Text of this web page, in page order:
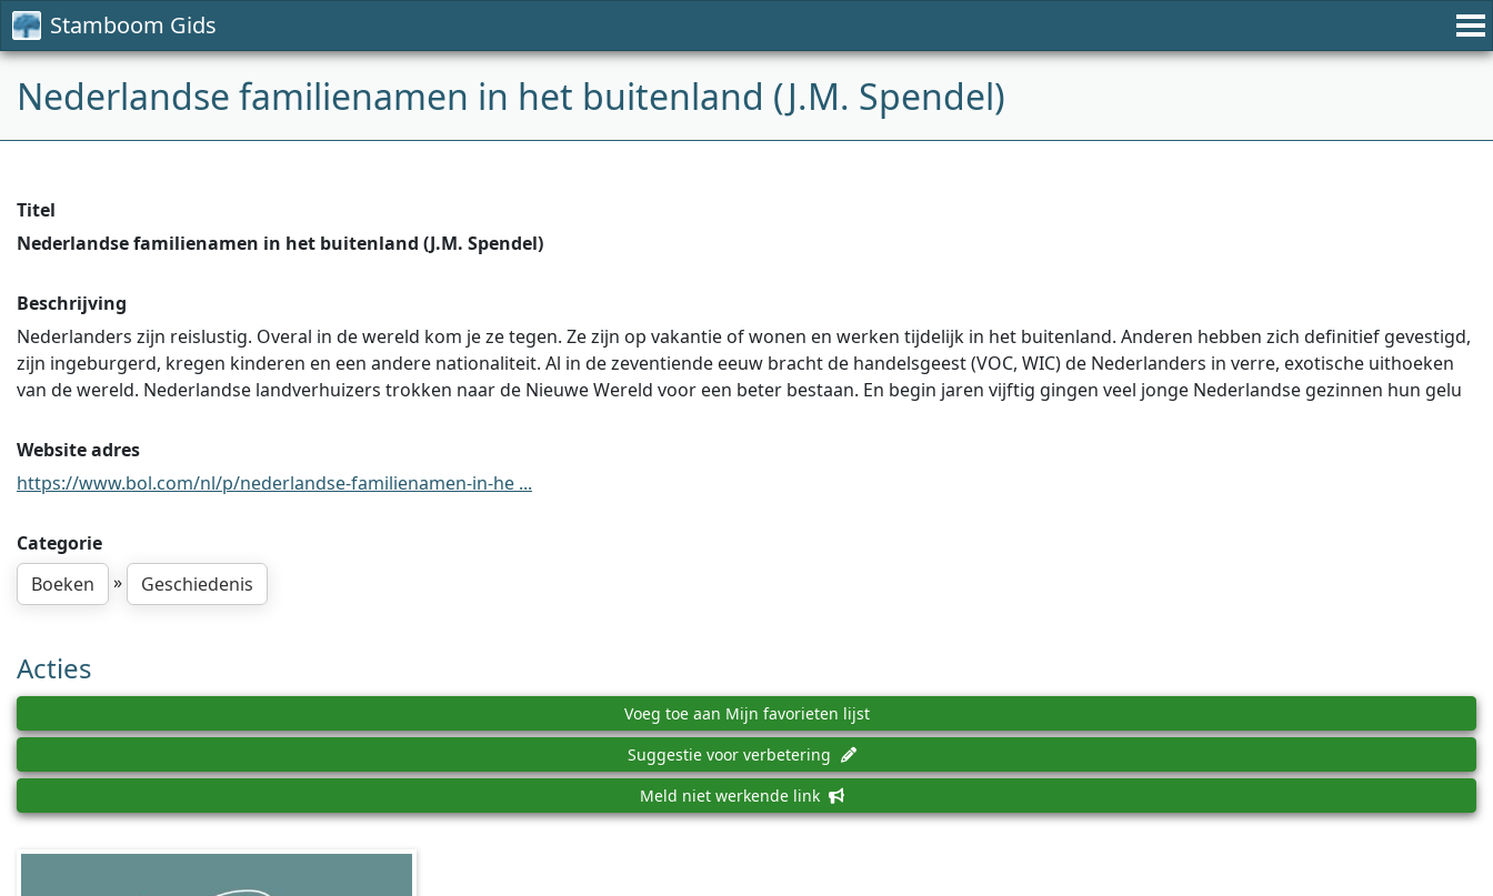
Stamboom Gids
Nederlandse familienamen in het buitenland (J.M. Spendel)
Titel
Nederlandse familienamen in het buitenland (J.M. Spendel)
Beschrijving
Nederlanders zijn reislustig. Overal in de wereld kom je ze tegen. Ze zijn op vakantie of wonen en werken tijdelijk in het buitenland. Anderen hebben zich definitief gevestigd,
zijn ingeburgerd, kregen kinderen en een andere nationaliteit. Al in de zeventiende eeuw bracht de handelsgeest (VOC, WIC) de Nederlanders in verre, exotische uithoeken
van de wereld. Nederlandse landverhuizers trokken naar de Nieuwe Wereld voor een beter bestaan. En begin jaren vijftig gingen veel jonge Nederlandse gezinnen hun gelu
Website adres
https://www.bol.com/nl/p/nederlandse-familienamen-in-he ...
Categorie
Boeken
» Geschiedenis
Acties
Voeg toe aan Mijn favorieten lijst
Suggestie voor verbetering
Meld niet werkende link